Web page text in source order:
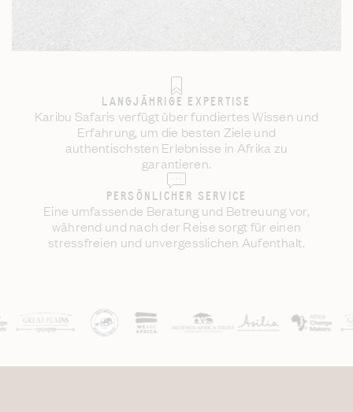
LANGJÄHRIGE EXPERTISE
Karibu Safaris verfügt über fundiertes Wissen und
Erfahrung, um die besten Ziele und
authentischsten Erlebnisse in Afrika zu
garantieren.
PERSÖNLICHER SERVICE
Eine umfassende Beratung und Betreuung vor,
während und nach der Reise sorgt für einen
stressfreien und unvergesslichen Aufenthalt.